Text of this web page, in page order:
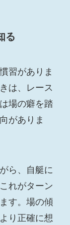
る
習がありま
は、レース
場の癖を踏
がありま
ら、自艇に
れがターン
す。場の傾
り正確に想